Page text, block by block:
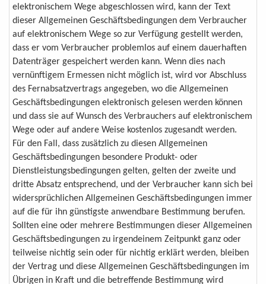
elektronischem Wege abgeschlossen wird, kann der Text
dieser Allgemeinen Geschäftsbedingungen dem Verbraucher
auf elektronischem Wege so zur Verfügung gestellt werden,
dass er vom Verbraucher problemlos auf einem dauerhaften
Datenträger gespeichert werden kann. Wenn dies nach
vernünftigem Ermessen nicht möglich ist, wird vor Abschluss
des Fernabsatzvertrags angegeben, wo die Allgemeinen
Geschäftsbedingungen elektronisch gelesen werden können
und dass sie auf Wunsch des Verbrauchers auf elektronischem
Wege oder auf andere Weise kostenlos zugesandt werden.
Für den Fall, dass zusätzlich zu diesen Allgemeinen
Geschäftsbedingungen besondere Produkt- oder
Dienstleistungsbedingungen gelten, gelten der zweite und
dritte Absatz entsprechend, und der Verbraucher kann sich bei
widersprüchlichen Allgemeinen Geschäftsbedingungen immer
auf die für ihn günstigste anwendbare Bestimmung berufen.
Sollten eine oder mehrere Bestimmungen dieser Allgemeinen
Geschäftsbedingungen zu irgendeinem Zeitpunkt ganz oder
teilweise nichtig sein oder für nichtig erklärt werden, bleiben
der Vertrag und diese Allgemeinen Geschäftsbedingungen im
Übrigen in Kraft und die betreffende Bestimmung wird